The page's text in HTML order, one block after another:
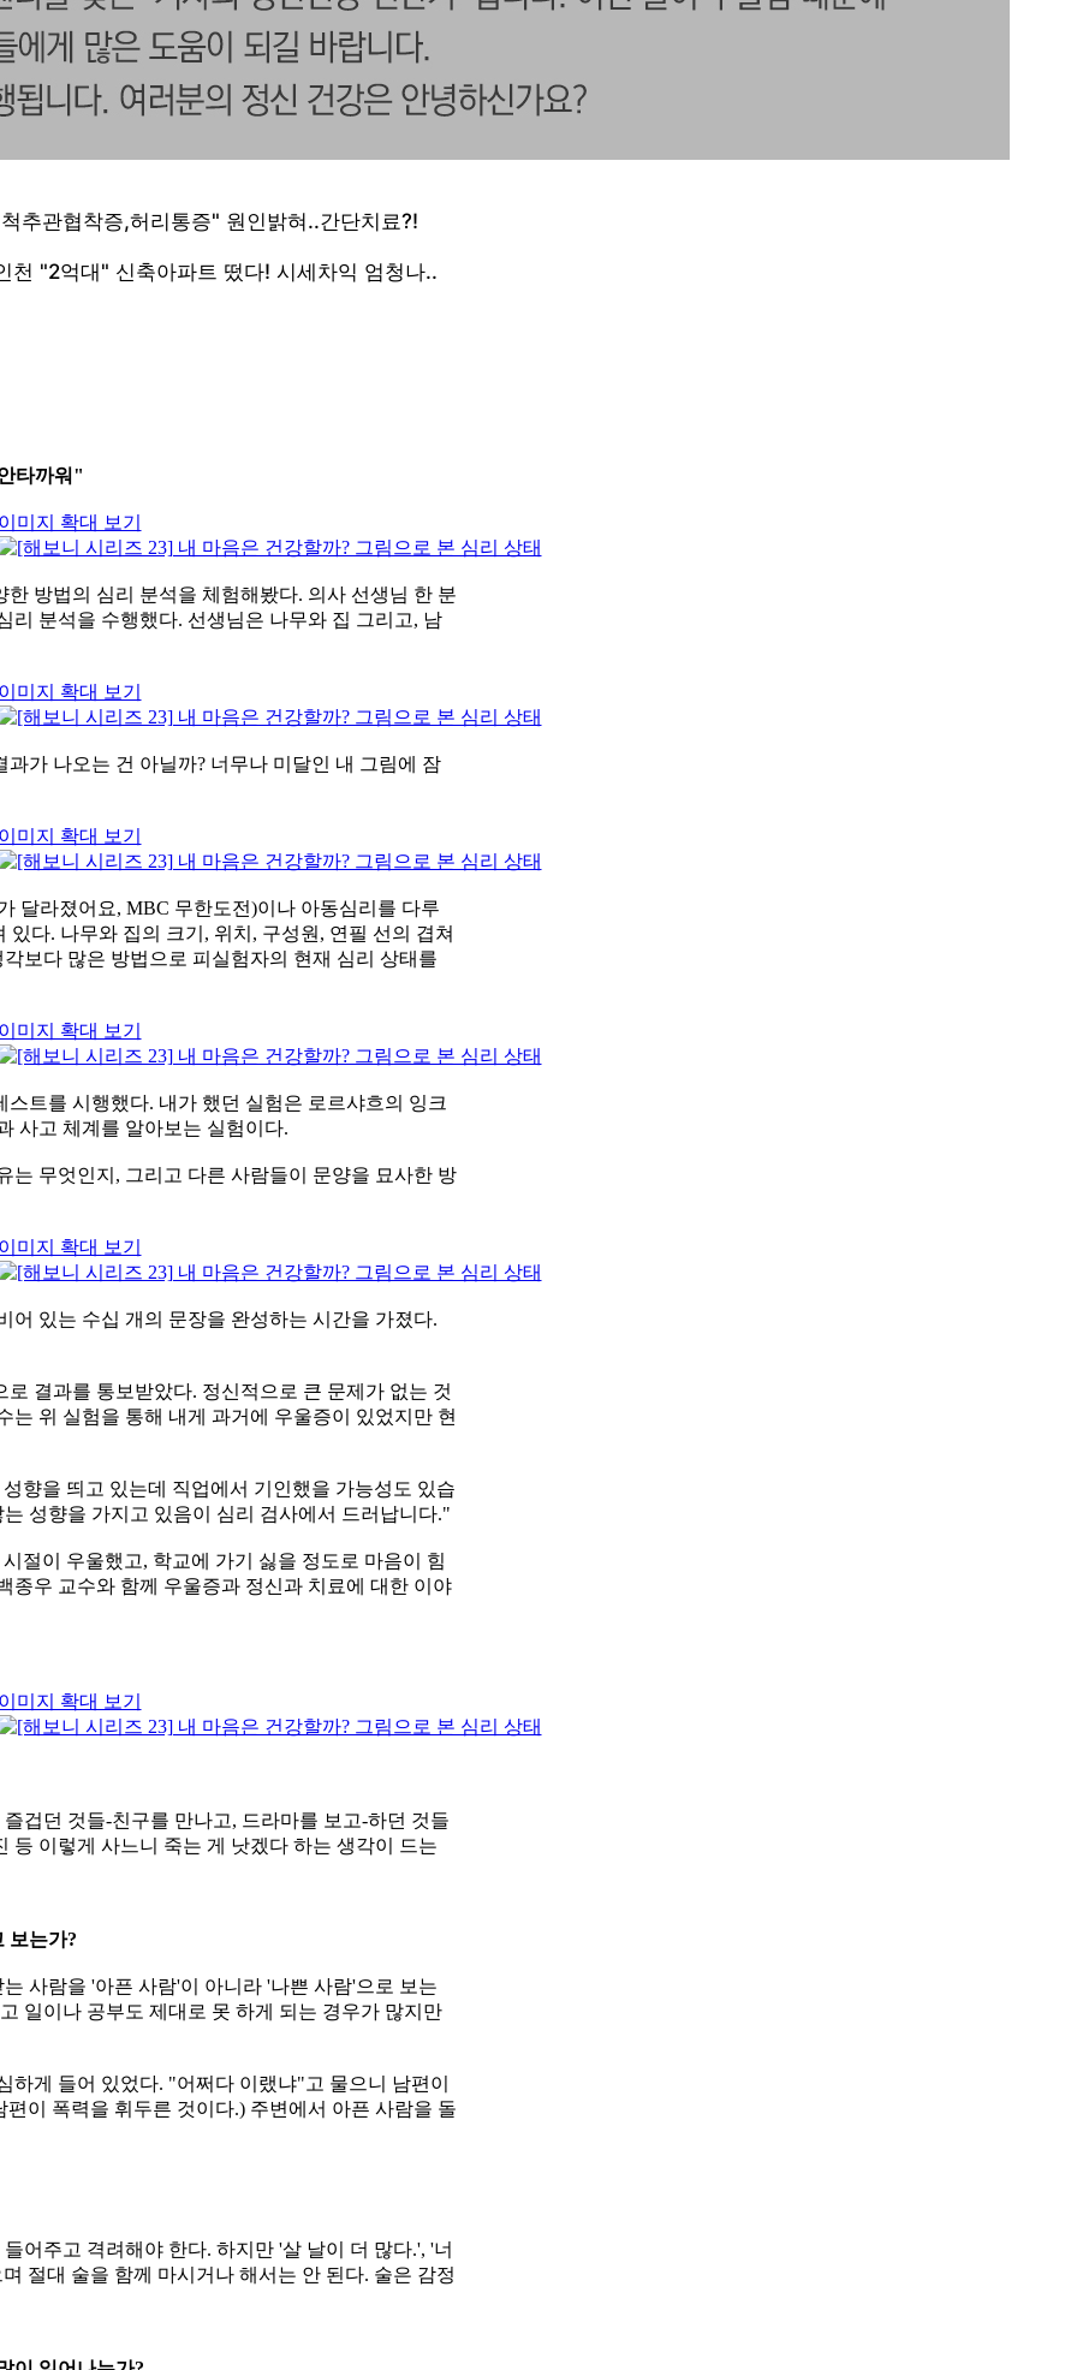
타까워"
미지 확대 보기
방법의 심리 분석을 체험해봤다. 의사 선생님 한 분
리 분석을 수행했다. 선생님은 나무와 집 그리고, 남
미지 확대 보기
가 나오는 건 아닐까? 너무나 미달인 내 그림에 잠
미지 확대 보기
달라졌어요, MBC 무한도전)이나 아동심리를 다루
다. 나무와 집의 크기, 위치, 구성원, 연필 선의 겹쳐
보다 많은 방법으로 피실험자의 현재 심리 상태를
미지 확대 보기
트를 시행했다. 내가 했던 실험은 로르샤흐의 잉크
사고 체계를 알아보는 실험이다.
는 무엇인지, 그리고 다른 사람들이 문양을 묘사한 방
미지 확대 보기
있는 수십 개의 문장을 완성하는 시간을 가졌다.
결과를 통보받았다. 정신적으로 큰 문제가 없는 것
위 실험을 통해 내게 과거에 우울증이 있었지만 현
향을 띄고 있는데 직업에서 기인했을 가능성도 있습
성향을 가지고 있음이 심리 검사에서 드러납니다."
절이 우울했고, 학교에 가기 싫을 정도로 마음이 힘
종우 교수와 함께 우울증과 정신과 치료에 대한 이야
미지 확대 보기
겁던 것들-친구를 만나고, 드라마를 보고-하던 것들
등 이렇게 사느니 죽는 게 낫겠다 하는 생각이 드는
보는가?
사람을 '아픈 사람'이 아니라 '나쁜 사람'으로 보는
일이나 공부도 제대로 못 하게 되는 경우가 많지만
게 들어 있었다. "어쩌다 이랬냐"고 물으니 남편이
이 폭력을 휘두른 것이다.) 주변에서 아픈 사람을 돌
어주고 격려해야 한다. 하지만 '살 날이 더 많다.', '너
절대 술을 함께 마시거나 해서는 안 된다. 술은 감정